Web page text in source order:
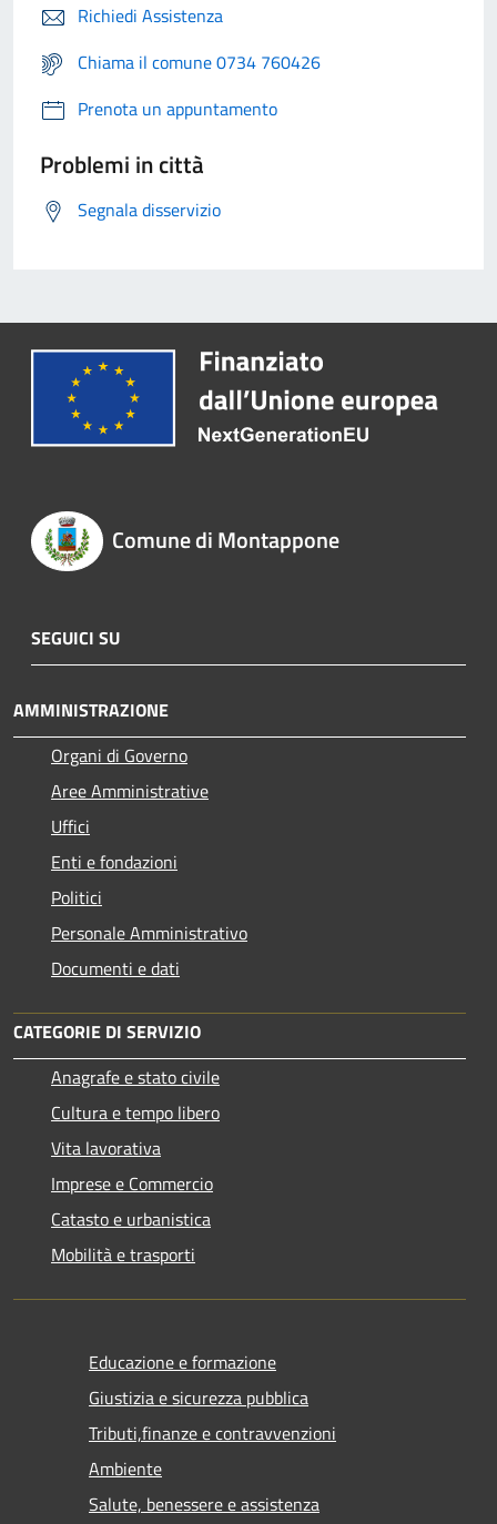
Richiedi Assistenza
Chiama il comune 0734 760426
Prenota un appuntamento
Problemi in città
Segnala disservizio
Comune di Montappone
SEGUICI SU
AMMINISTRAZIONE
Organi di Governo
Aree Amministrative
Uffici
Enti e fondazioni
Politici
Personale Amministrativo
Documenti e dati
CATEGORIE DI SERVIZIO
Anagrafe e stato civile
Cultura e tempo libero
Vita lavorativa
Imprese e Commercio
Catasto e urbanistica
Mobilità e trasporti
Educazione e formazione
Giustizia e sicurezza pubblica
Tributi,finanze e contravvenzioni
Ambiente
Salute, benessere e assistenza